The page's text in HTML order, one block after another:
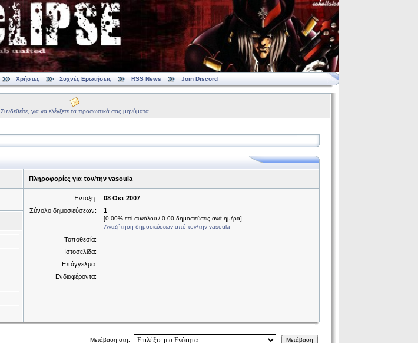
Χρήστες Συχνές Ερωτήσεις RSS News Join Discord
Συνδεθείτε, για να ελέγξετε τα προσωπικά σας μηνύματα
Πληροφορίες για τον/την vasoula
Ένταξη:
08 Οκτ 2007
Σύνολο δημοσιεύσεων:
1
[0.00% επί συνόλου / 0.00 δημοσιεύσεις ανά ημέρα]
Αναζήτηση δημοσιεύσεων από τον/την vasoula
Τοποθεσία:
Ιστοσελίδα:
Επάγγελμα:
Ενδιαφέροντα:
Μετάβαση στη: Μετάβαση